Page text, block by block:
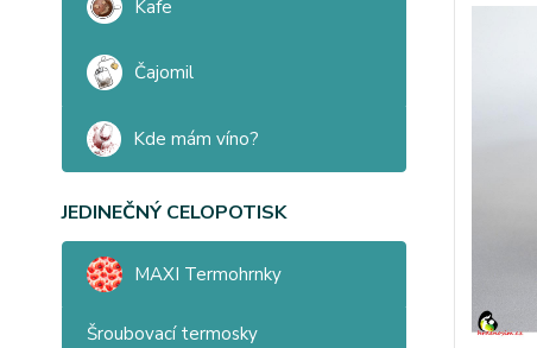
Kafe
Čajomil
Kde mám víno?
JEDINEČNÝ CELOPOTISK
MAXI Termohrnky
Šroubovací termosky